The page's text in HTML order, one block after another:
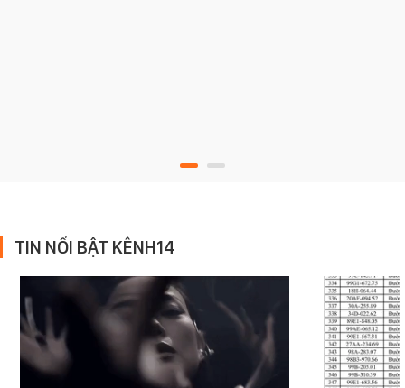
TIN NỔI BẬT KÊNH14